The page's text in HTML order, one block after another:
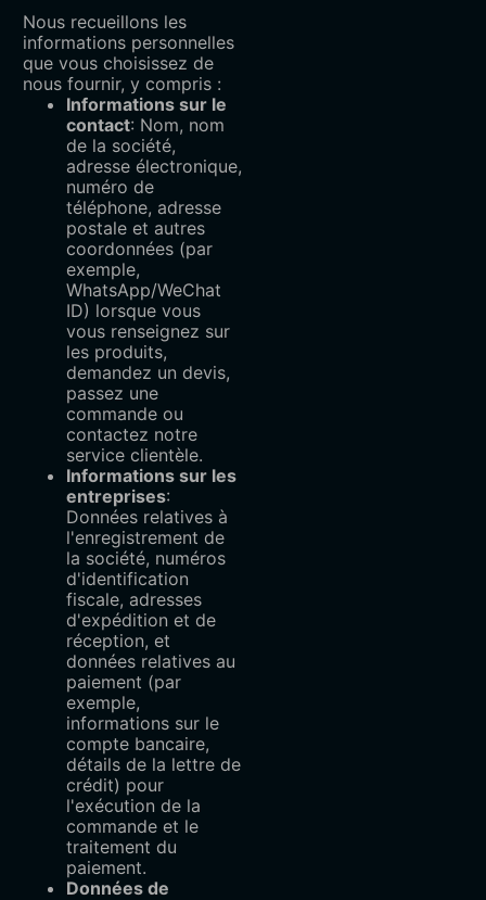
Nous recueillons les
informations personnelles
que vous choisissez de
nous fournir, y compris :
Informations sur le
contact: Nom, nom
de la société,
adresse électronique,
numéro de
téléphone, adresse
postale et autres
coordonnées (par
exemple,
WhatsApp/WeChat
ID) lorsque vous
vous renseignez sur
les produits,
demandez un devis,
passez une
commande ou
contactez notre
service clientèle.
Informations sur les
entreprises:
Données relatives à
l'enregistrement de
la société, numéros
d'identification
fiscale, adresses
d'expédition et de
réception, et
données relatives au
paiement (par
exemple,
informations sur le
compte bancaire,
détails de la lettre de
crédit) pour
l'exécution de la
commande et le
traitement du
paiement.
Données de